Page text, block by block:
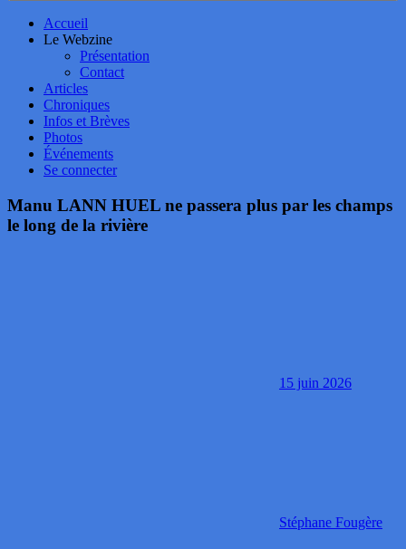
Accueil
Le Webzine
Présentation
Contact
Articles
Chroniques
Infos et Brèves
Photos
Événements
Se connecter
Manu LANN HUEL ne passera plus par les champs
le long de la rivière
15 juin 2026
Stéphane Fougère